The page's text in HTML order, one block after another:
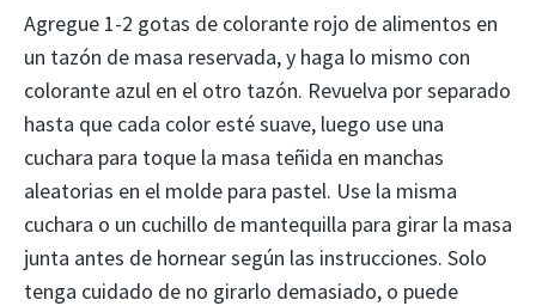
Agregue 1-2 gotas de colorante rojo de alimentos en
un tazón de masa reservada, y haga lo mismo con
colorante azul en el otro tazón. Revuelva por separado
hasta que cada color esté suave, luego use una
cuchara para toque la masa teñida en manchas
aleatorias en el molde para pastel. Use la misma
cuchara o un cuchillo de mantequilla para girar la masa
junta antes de hornear según las instrucciones. Solo
tenga cuidado de no girarlo demasiado, o puede